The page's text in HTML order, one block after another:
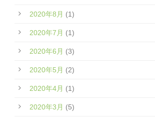
2020年8月 (1)
2020年7月 (1)
2020年6月 (3)
2020年5月 (2)
2020年4月 (1)
2020年3月 (5)